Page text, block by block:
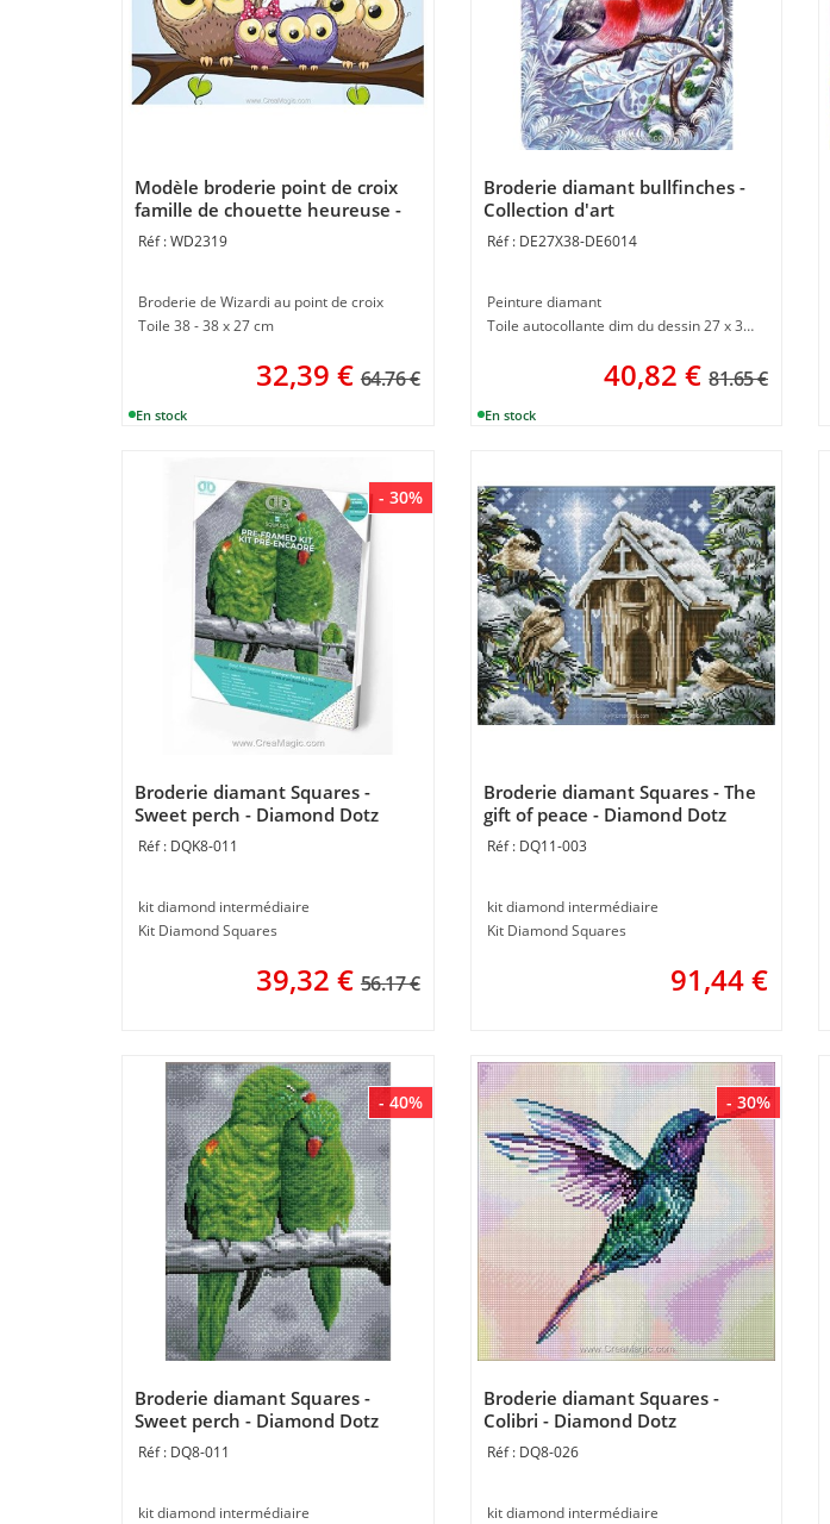
Modèle broderie point de croix
famille de chouette heureuse -
WizardiWD2319
Broderie de Wizardi au point de croix
Toile 38 - 38 x 27 cm
32,39 € 64.76 €
Broderie diamant bullfinches -
Collection d'art
DE27X38-DE6014
Peinture diamant
Toile autocollante dim du dessin 27 x 38 cm
40,82 € 81.65 €
- 30%
Broderie diamant Squares -
Sweet perch - Diamond Dotz
DQK8-011
kit diamond intermédiaire
Kit Diamond Squares
39,32 € 56.17 €
Broderie diamant Squares - The
gift of peace - Diamond Dotz
DQ11-003
kit diamond intermédiaire
Kit Diamond Squares
91,44€
- 40%
Broderie diamant Squares -
Sweet perch - Diamond Dotz
DQ8-011
kit diamond intermédiaire
- 30%
Broderie diamant Squares -
Colibri - Diamond Dotz
DQ8-026
kit diamond intermédiaire